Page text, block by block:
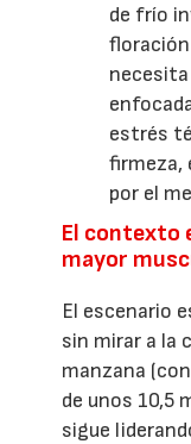
de frío
estrés
firmeza,
por el
El contexto
mayor
El escenario
sin mirar a la
manzana
de unos 10,5
sigue